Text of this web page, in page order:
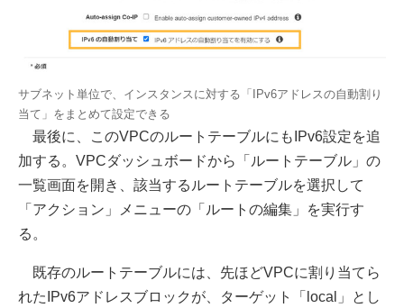
サブネット単位で、インスタンスに対する「IPv6アドレスの自動割り
当て」をまとめて設定できる
最後に、このVPCのルートテーブルにもIPv6設定を追
加する。VPCダッシュボードから「ルートテーブル」の
一覧画面を開き、該当するルートテーブルを選択して
「アクション」メニューの「ルートの編集」を実行す
る。
既存のルートテーブルには、先ほどVPCに割り当てら
れたIPv6アドレスブロックが、ターゲット「local」とし